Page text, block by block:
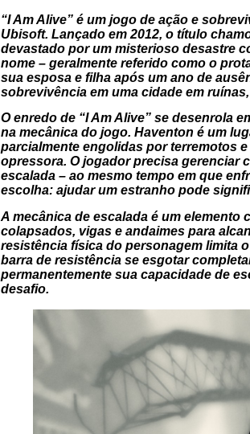
“I Am Alive” é um jogo de ação e
Ubisoft. Lançado em 2012, o título
devastado por um misterioso desastre
nome – geralmente referido como o
sua esposa e filha após um ano de
sobrevivência em uma cidade em
O enredo de “I Am Alive” se desenrola
na mecânica do jogo. Haventon é um
parcialmente engolidas por terremotos
opressora. O jogador precisa gerenciar
escalada – ao mesmo tempo em que
escolha: ajudar um estranho pode
A mecânica de escalada é um
colapsados, vigas e andaimes para
resistência física do personagem limita
barra de resistência se esgotar
permanentemente sua capacidade de
desafio.